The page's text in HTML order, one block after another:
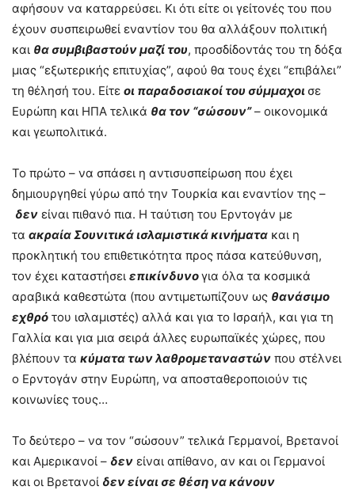
αφήσουν να καταρρεύσει. Κι ότι είτε οι γείτονές του που
έχουν συσπειρωθεί εναντίον του θα αλλάξουν πολιτική
και θα συμβιβαστούν μαζί του, προσδίδοντάς του τη δόξα
μιας “εξωτερικής επιτυχίας”, αφού θα τους έχει “επιβάλει”
τη θέλησή του. Είτε οι παραδοσιακοί του σύμμαχοι σε
Ευρώπη και ΗΠΑ τελικά θα τον “σώσουν”– οικονομικά
και γεωπολιτικά.
Το πρώτο – να σπάσει η αντισυσπείρωση που έχει
δημιουργηθεί γύρω από την Τουρκία και εναντίον της –
δεν είναι πιθανό πια. Η ταύτιση του Ερντογάν με
τα ακραία Σουνιτικά ισλαμιστικά κινήματα και η
προκλητική του επιθετικότητα προς πάσα κατεύθυνση,
τον έχει καταστήσει επικίνδυνογια όλα τα κοσμικά
αραβικά καθεστώτα (που αντιμετωπίζουν ως θανάσιμο
εχθρό του ισλαμιστές) αλλά και για το Ισραήλ, και για τη
Γαλλία και για μια σειρά άλλες ευρωπαϊκές χώρες, που
βλέπουν τα κύματα των λαθρομεταναστών που στέλνει
ο Ερντογάν στην Ευρώπη, να αποσταθεροποιούν τις
κοινωνίες τους…
Το δεύτερο – να τον “σώσουν” τελικά Γερμανοί, Βρετανοί
και Αμερικανοί – δεν είναι απίθανο, αν και οι Γερμανοί
και οι Βρετανοί δεν είναι σε θέση να κάνουν